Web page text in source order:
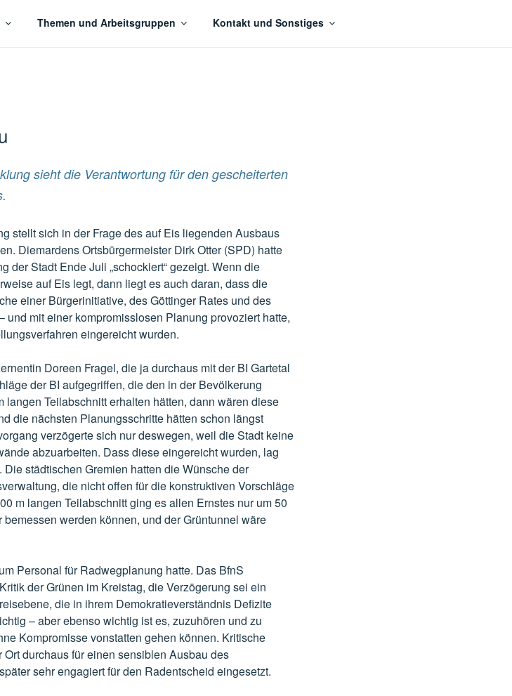
Göttingen
Themen und Arbeitsgruppen Kontakt und Sonstiges
sieht die Verantwortung für den gescheiterten
stellt sich in der Frage des auf Eis liegenden Ausbaus
Diemardens Ortsbürgermeister Dirk Otter (SPD) hatte
der Stadt Ende Juli „schockiert“ gezeigt. Wenn die
auf Eis legt, dann liegt es auch daran, dass die
einer Bürgerinitiative, des Göttinger Rates und des
und mit einer kompromisslosen Planung provoziert hatte,
eingereicht wurden.
Doreen Fragel, die ja durchaus mit der BI Gartetal
der BI aufgegriffen, die den in der Bevölkerung
langen Teilabschnitt erhalten hätten, dann wären diese
die nächsten Planungsschritte hätten schon längst
verzögerte sich nur deswegen, weil die Stadt keine
abzuarbeiten. Dass diese eingereicht wurden, lag
städtischen Gremien hatten die Wünsche der
die nicht offen für die konstruktiven Vorschläge
m langen Teilabschnitt ging es allen Ernstes nur um 50
werden können, und der Grüntunnel wäre
Personal für Radwegplanung hatte. Das BfnS
der Grünen im Kreistag, die Verzögerung sei ein
die in ihrem Demokratieverständnis Defizite
– aber ebenso wichtig ist es, zuzuhören und zu
Kompromisse vonstatten gehen können. Kritische
durchaus für einen sensiblen Ausbau des
sehr engagiert für den Radentscheid eingesetzt.